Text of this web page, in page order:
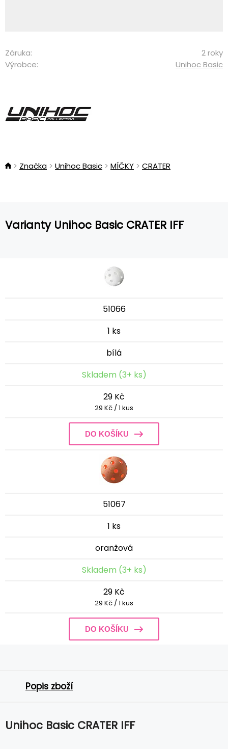
Záruka:
2 roky
Výrobce:
Unihoc Basic
Značka Unihoc Basic MÍČKY CRATER
Varianty Unihoc Basic CRATER IFF
51066
1 ks
bílá
Skladem (3+ ks)
29 Kč
29 Kč / 1 kus
DO KOŠÍKU
51067
1 ks
oranžová
Skladem (3+ ks)
29 Kč
29 Kč / 1 kus
DO KOŠÍKU
Popis zboží
Unihoc Basic CRATER IFF